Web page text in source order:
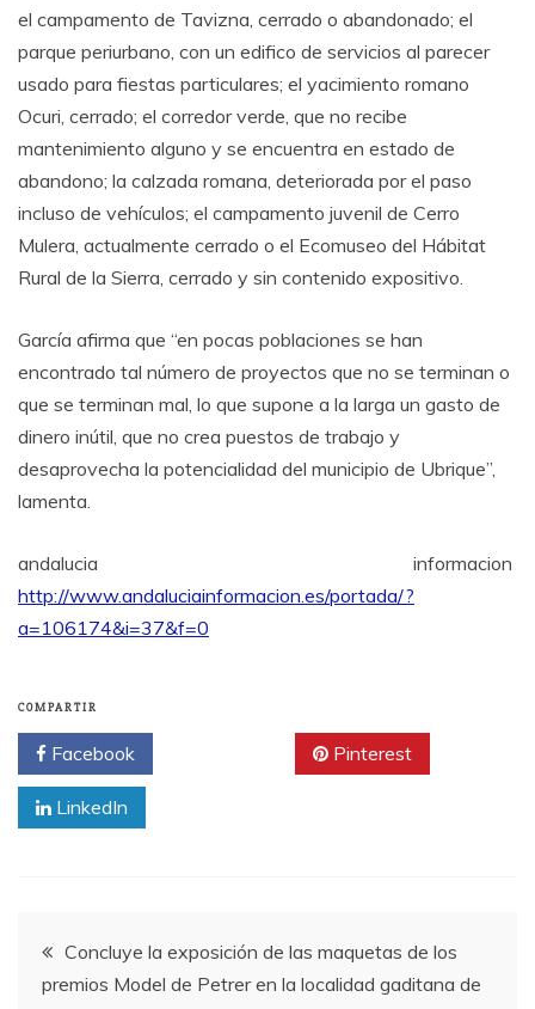
el campamento de Tavizna, cerrado o abandonado; el
parque periurbano, con un edifico de servicios al parecer
usado para fiestas particulares; el yacimiento romano
Ocuri, cerrado; el corredor verde, que no recibe
mantenimiento alguno y se encuentra en estado de
abandono; la calzada romana, deteriorada por el paso
incluso de vehículos; el campamento juvenil de Cerro
Mulera, actualmente cerrado o el Ecomuseo del Hábitat
Rural de la Sierra, cerrado y sin contenido expositivo.
García afirma que “en pocas poblaciones se han
encontrado tal número de proyectos que no se terminan o
que se terminan mal, lo que supone a la larga un gasto de
dinero inútil, que no crea puestos de trabajo y
desaprovecha la potencialidad del municipio de Ubrique”,
lamenta.
andalucia informacion
http://www.andaluciainformacion.es/portada/?
a=106174&i=37&f=0
COMPARTIR
Facebook Pinterest
LinkedIn
Navegación
Concluye la exposición de las maquetas de los
premios Model de Petrer en la localidad gaditana de